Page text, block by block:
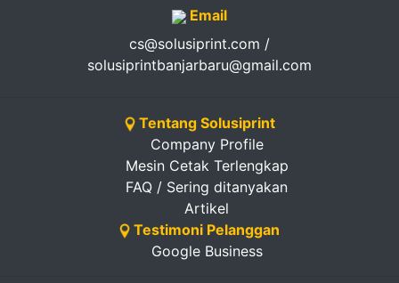
Email
cs@solusiprint.com /
solusiprintbanjarbaru@gmail.com
Tentang Solusiprint
Company Profile
Mesin Cetak Terlengkap
FAQ / Sering ditanyakan
Artikel
Testimoni Pelanggan
Google Business